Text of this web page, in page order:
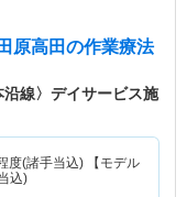
原高田の作業療法
線〉デイサービス施
度(諸手当込) 【モデル
込)